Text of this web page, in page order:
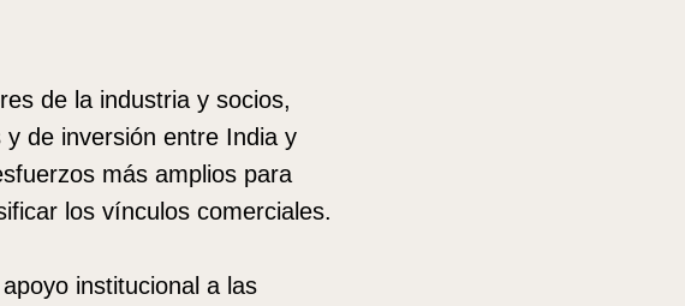
de la industria y socios,
de inversión entre India y
más amplios para
los vínculos comerciales.
institucional a las